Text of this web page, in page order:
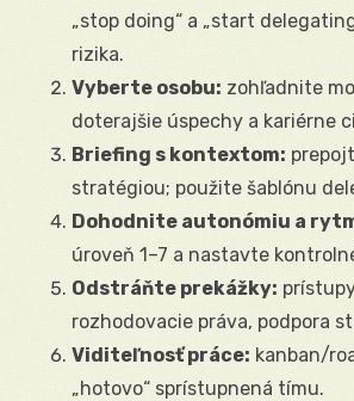
„stop doing“ a „start
rizika.
Vyberte osobu: zohľadnite
doterajšie úspechy a kariérne
Briefing s kontextom:
stratégiou; použite šablónu
Dohodnite autonómiu a
úroveň 1–7 a nastavte
Odstráňte prekážky:
rozhodovacie práva, podpora
Viditeľnosť práce: kanban/
„hotovo“ sprístupnená tímu.